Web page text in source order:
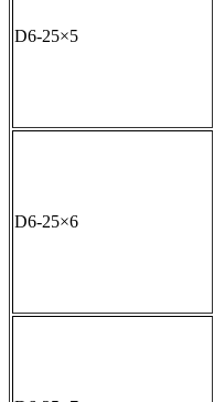
D6-25×5
D6-25×6